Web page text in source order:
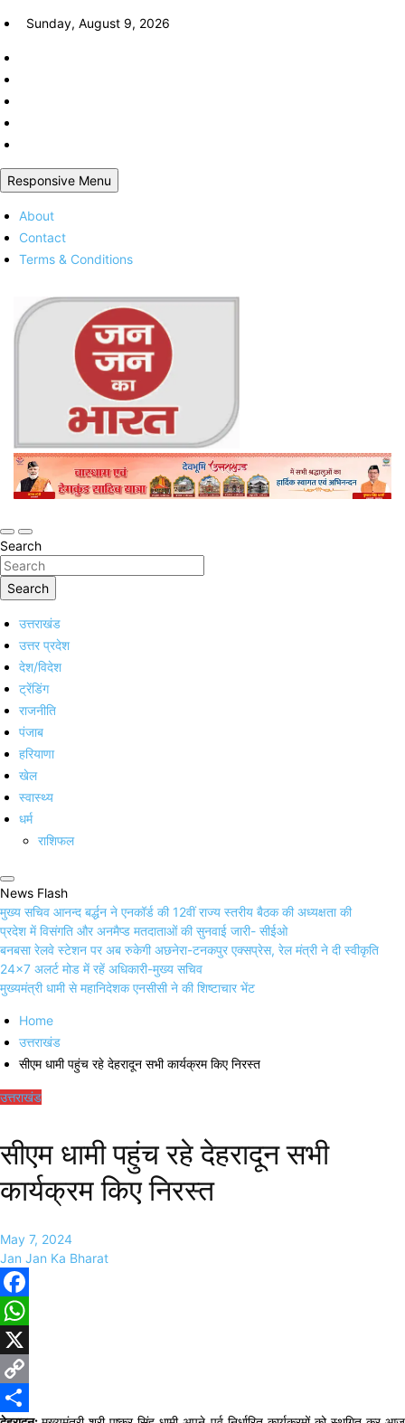
Skip
content
Sunday, August 9, 2026
Responsive Menu
About
Contact
Terms & Conditions
Jan Jan Ka Bharat
Online Trending Hindi News Website
Search
Search
उत्तराखंड
उत्तर प्रदेश
देश/विदेश
ट्रेंडिंग
राजनीति
पंजाब
हरियाणा
खेल
स्वास्थ्य
धर्म
राशिफल
News Flash
मुख्य सचिव आनन्द बर्द्धन ने एनकॉर्ड की 12वीं राज्य स्तरीय बैठक की अध्यक्षता की
प्रदेश में विसंगति और अनमैप्ड मतदाताओं की सुनवाई जारी- सीईओ
बनबसा रेलवे स्टेशन पर अब रुकेगी अछनेरा-टनकपुर एक्सप्रेस, रेल मंत्री ने दी स्वीकृति
24×7 अलर्ट मोड में रहें अधिकारी-मुख्य सचिव
मुख्यमंत्री धामी से महानिदेशक एनसीसी ने की शिष्टाचार भेंट
Home
उत्तराखंड
सीएम धामी पहुंच रहे देहरादून सभी कार्यक्रम किए निरस्त
उत्तराखंड
सीएम धामी पहुंच रहे देहरादून सभी
कार्यक्रम किए निरस्त
May 7, 2024
Jan Jan Ka Bharat
Facebook
WhatsApp
X
Copy